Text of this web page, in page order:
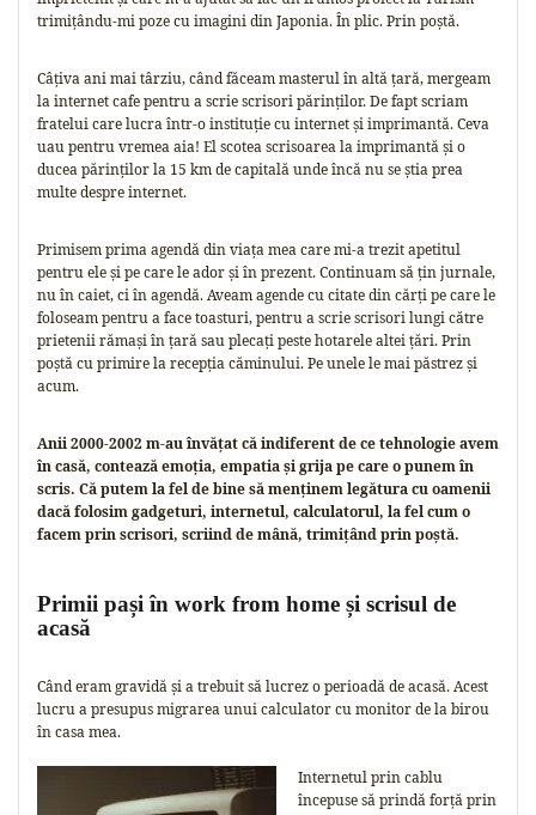
trimițându-mi poze cu imagini din Japonia. În plic. Prin poștă.
Câțiva ani mai târziu, când făceam masterul în altă țară, mergeam
la internet cafe pentru a scrie scrisori părinților. De fapt scriam
fratelui care lucra într-o instituție cu internet și imprimantă. Ceva
uau pentru vremea aia! El scotea scrisoarea la imprimantă și o
ducea părinților la 15 km de capitală unde încă nu se știa prea
multe despre internet.
Primisem prima agendă din viața mea care mi-a trezit apetitul
pentru ele și pe care le ador și în prezent. Continuam să țin jurnale,
nu în caiet, ci în agendă. Aveam agende cu citate din cărți pe care le
foloseam pentru a face toasturi, pentru a scrie scrisori lungi către
prietenii rămași în țară sau plecați peste hotarele altei țări. Prin
poștă cu primire la recepția căminului. Pe unele le mai păstrez și
acum.
Anii 2000-2002 m-au învățat că indiferent de ce tehnologie avem
în casă, contează emoția, empatia și grija pe care o punem în
scris. Că putem la fel de bine să menținem legătura cu oamenii
dacă folosim gadgeturi, internetul, calculatorul, la fel cum o
facem prin scrisori, scriind de mână, trimițând prin poștă.
Primii pași în work from home și scrisul de
acasă
Când eram gravidă și a trebuit să lucrez o perioadă de acasă. Acest
lucru a presupus migrarea unui calculator cu monitor de la birou
în casa mea.
Internetul prin cablu
începuse să prindă forță prin